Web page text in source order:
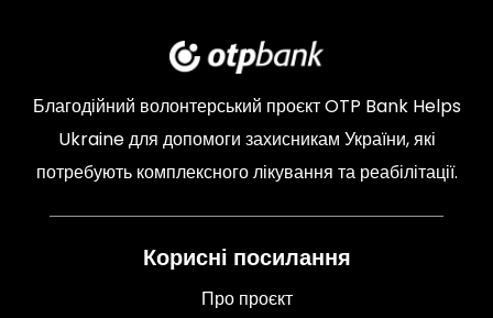
Благодійний волонтерський проєктOTP Bank Helps
Ukraineдля допомоги захисникам України, які
потребують комплексного лікування та реабілітації.
Корисні посилання
Про проєкт